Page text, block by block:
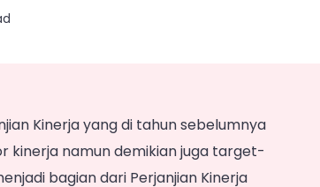
Kinerja yang di tahun sebelumnya
kinerja namun demikian juga target-
bagian dari Perjanjian Kinerja